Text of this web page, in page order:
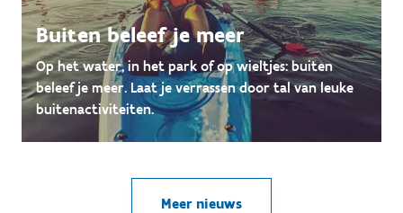
Buiten beleef je meer
Op het water, in het park of op wieltjes: buiten
beleef je meer. Laat je verrassen door tal van leuke
buitenactiviteiten.
Meer nieuws